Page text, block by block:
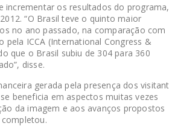
incrementar os resultados do programa,
“O Brasil teve o quinto maior
no ano passado, na comparação com
pela ICCA (International Congress &
que o Brasil subiu de 304 para 360
disse.
gerada pela presença dos
beneficia em aspectos muitas vezes
da imagem e aos avanços propostos